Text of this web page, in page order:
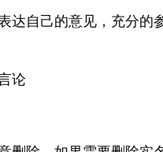
自己的意见，充分
论